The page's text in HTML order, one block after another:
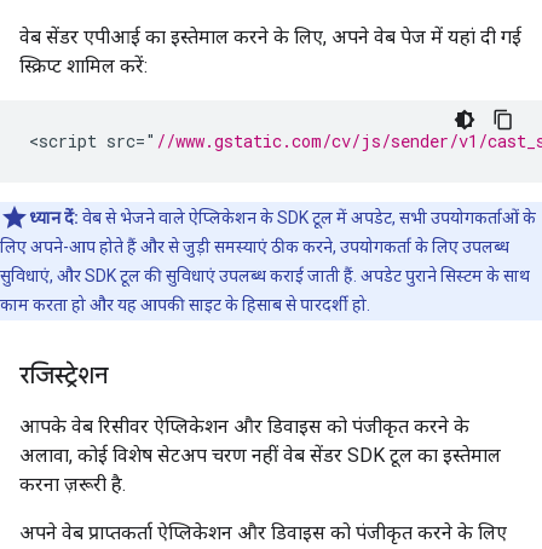
वेब सेंडर एपीआई का इस्तेमाल करने के लिए, अपने वेब पेज में यहां दी गई
स्क्रिप्ट शामिल करें:
<script src=" //www.gstatic.com/cv/js/sender/v1/
ध्यान दें: वेब से भेजने वाले ऐप्लिकेशन के SDK टूल में अपडेट, सभी उपयोगकर्ताओं के
लिए अपने-आप होते हैं और से जुड़ी समस्याएं ठीक करने, उपयोगकर्ता के लिए उपलब्ध
सुविधाएं, और SDK टूल की सुविधाएं उपलब्ध कराई जाती हैं. अपडेट पुराने सिस्टम के साथ
काम करता हो और यह आपकी साइट के हिसाब से पारदर्शी हो.
रजिस्ट्रेशन
आपके वेब रिसीवर ऐप्लिकेशन और डिवाइस को पंजीकृत करने के
अलावा, कोई विशेष सेटअप चरण नहीं वेब सेंडर SDK टूल का इस्तेमाल
करना ज़रूरी है.
अपने वेब प्राप्तकर्ता ऐप्लिकेशन और डिवाइस को पंजीकृत करने के लिए